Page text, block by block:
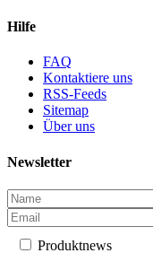
Hilfe
FAQ
Kontaktiere uns
RSS-Feeds
Sitemap
Über uns
Newsletter
Produktnews